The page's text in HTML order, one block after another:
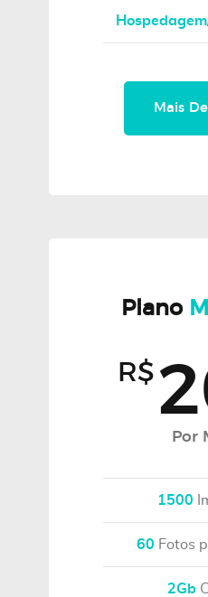
Mais
Plano
R$
Por
1500
60 Fotos
2Gb